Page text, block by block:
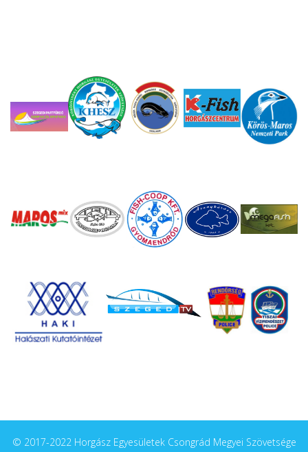
© 2017-2022 Horgász Egyesületek Csongrád Megyei Szövetsége